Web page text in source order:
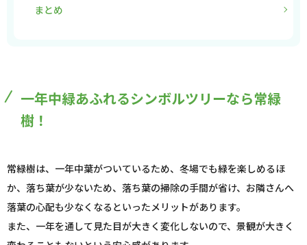
まとめ
一年中緑あふれるシンボルツリーなら常緑
樹！
常緑樹は、一年中葉がついているため、冬場でも緑を楽しめるほ
か、落ち葉が少ないため、落ち葉の掃除の手間が省け、お隣さんへ
落葉の心配も少なくなるといったメリットがあります。
また、一年を通して見た目が大きく変化しないので、景観が大きく